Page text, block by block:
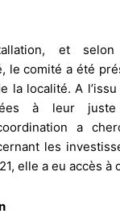
et selon
le comité a été
la localité. A
à leur
a
les
elle a eu accès à